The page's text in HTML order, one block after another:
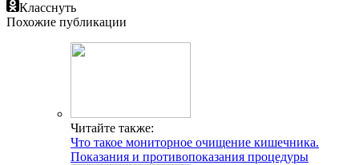
Класснуть
Похожие публикации
Читайте также:
Что такое мониторное очищение кишечника.
Показания и противопоказания процедуры